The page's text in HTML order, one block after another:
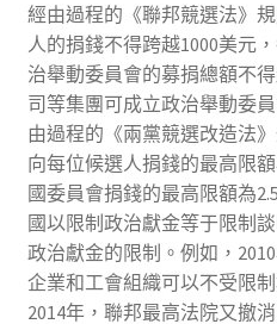
經由過程的《聯邦競選法》
人的捐錢不得跨越1000美元
治舉動委員會的募捐總額不
司等集團可成立政治舉動委
由過程的《兩黨競選改造法
向每位候選人捐錢的最高限
國委員會捐錢的最高限額為
國以限制政治獻金等于限制
政治獻金的限制。例如，
企業和工會組織可以不受限
2014年，聯邦最高法院又撤